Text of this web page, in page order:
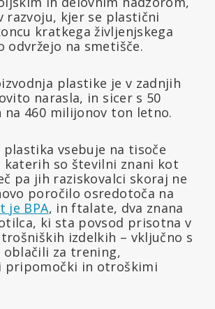
razvoju, kjer se plastični
kratkega življenjskega
odvržejo na smetišče.
plastike je v zadnjih
narasla, in sicer s 50
460 milijonov ton letno.
plastika vsebuje na tisoče
katerih so številni znani kot
pa jih raziskovalci skoraj ne
poročilo osredotoča na
je BPA, in ftalate, dva znana
ki sta povsod prisotna v
izdelkih – vključno s
oblačili za trening,
pripomočki in otroškimi